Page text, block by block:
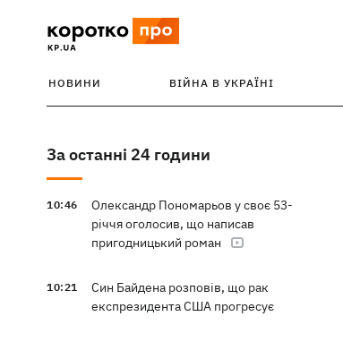
НОВИНИ ВІЙНА В УКРАЇНІ
За останні 24 години
10:46
Олександр Пономарьов у своє 53-
річчя оголосив, що написав
пригодницький роман
10:21
Син Байдена розповів, що рак
експрезидента США прогресує